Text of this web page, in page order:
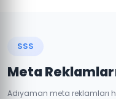
SSS
Meta
Adıyaman meta reklamları